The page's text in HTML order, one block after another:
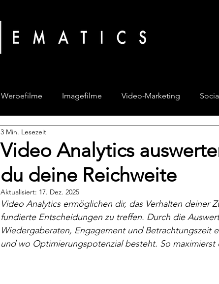
Werbefilme Imagefilme Video-Marketing
Video Analytics
du deine Reichweite
3 Min. Lesezeit
Aktualisiert: 17. Dez. 2025
Video Analytics ermöglichen dir, das Verhalten deiner
fundierte Entscheidungen zu treffen. Durch die
Wiedergaberaten, Engagement und Betrachtungszeit
und wo Optimierungspotenzial besteht. So